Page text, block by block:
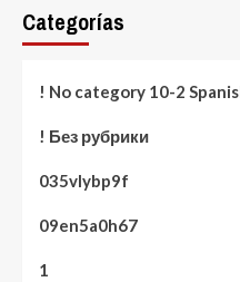
Categorías
! No category 10-2
! Без рубрики
035vlybp9f
09en5a0h67
1